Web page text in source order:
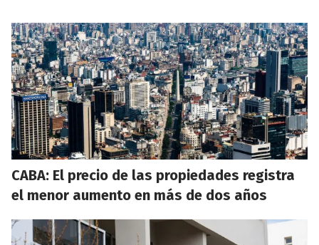
CABA: El precio de las propiedades registra
el menor aumento en más de dos años